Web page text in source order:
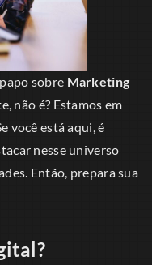
sobre Marketing
não é? Estamos em
você está aqui, é
nesse universo
Então, prepara sua